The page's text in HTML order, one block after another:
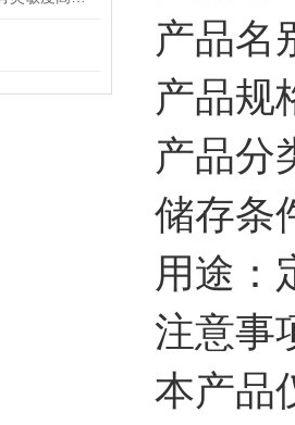
产品名
产品规
产品分
储存条
用途：
注意事
本产品